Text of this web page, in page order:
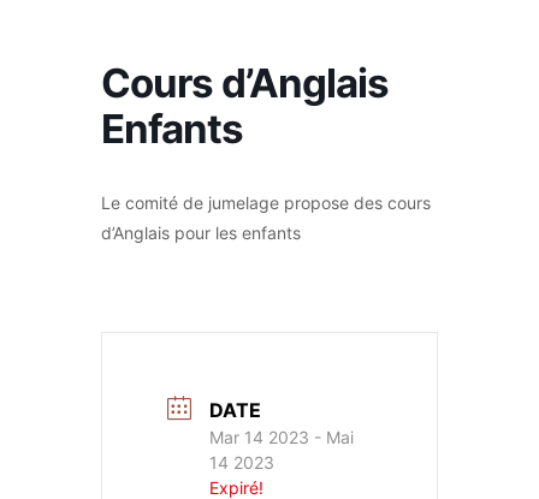
Cours d’Anglais
Enfants
Le comité de jumelage propose des cours
d’Anglais pour les enfants
DATE
Mar 14 2023 - Mai
14 2023
Expiré!